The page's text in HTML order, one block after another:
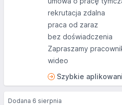
rekrutacja zdalna
praca od zaraz
bez doświadczenia
Zapraszamy
wideo
Szybkie
Dodana 6 sierpnia